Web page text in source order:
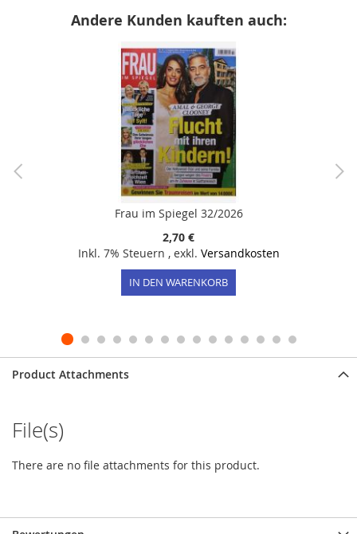
Andere Kunden kauften auch:
Frau im Spiegel 32/2026
2,70 €
Inkl. 7% Steuern , exkl. Versandkosten
IN DEN WARENKORB
Product Attachments
File(s)
There are no file attachments for this product.